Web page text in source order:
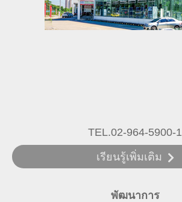
TEL.02-964-5900-1
เรียนรู้เพิ่มเติม
พัฒนาการ